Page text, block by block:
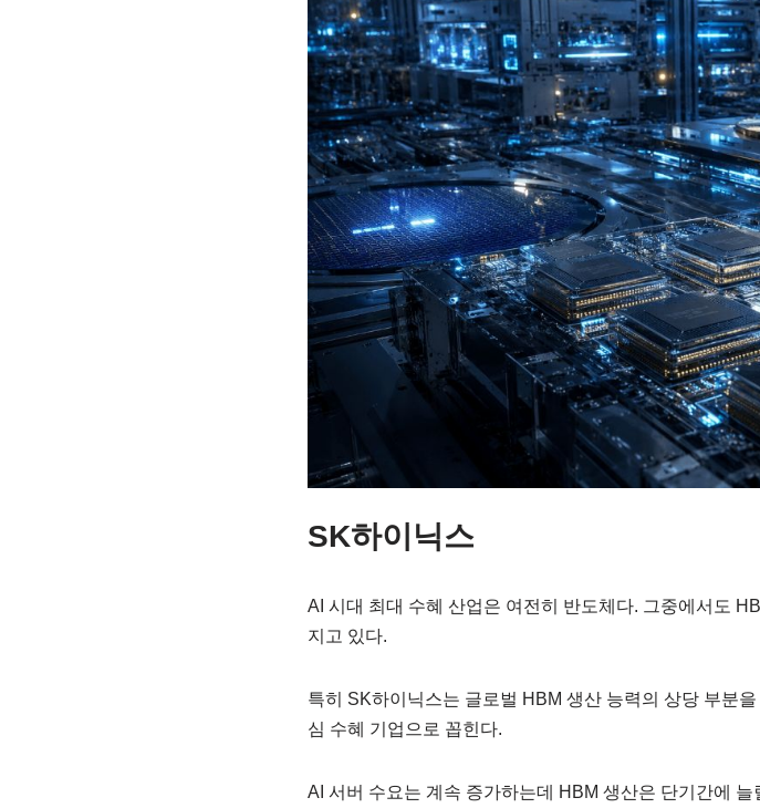
SK하이닉스
AI 시대 최대 수혜 산업은 여전히 반도체다. 그중에서도
지고 있다.
특히 SK하이닉스는 글로벌 HBM 생산 능력의 상당 부분
심 수혜 기업으로 꼽힌다.
AI 서버 수요는 계속 증가하는데 HBM 생산은 단기간에